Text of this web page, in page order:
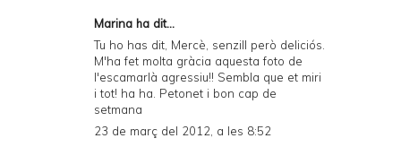
Marina ha dit...
Tu ho has dit, Mercè, senzill però deliciós.
M'ha fet molta gràcia aquesta foto de
l'escamarlà agressiu!! Sembla que et miri
i tot! ha ha. Petonet i bon cap de
setmana
23 de març del 2012, a les 8:52